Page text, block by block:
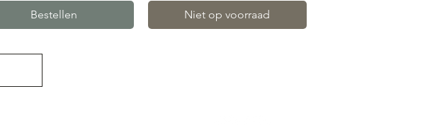
Bestellen Niet op voorraad